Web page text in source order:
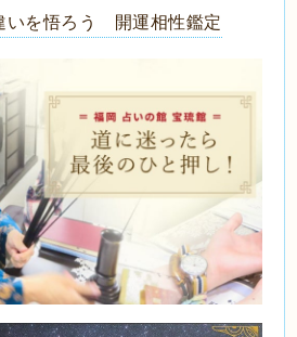
いを悟ろう 開運相性鑑定